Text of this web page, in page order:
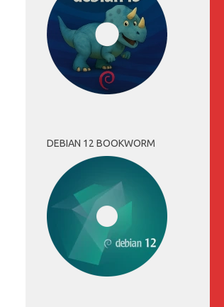
DEBIAN 12 BOOKWORM